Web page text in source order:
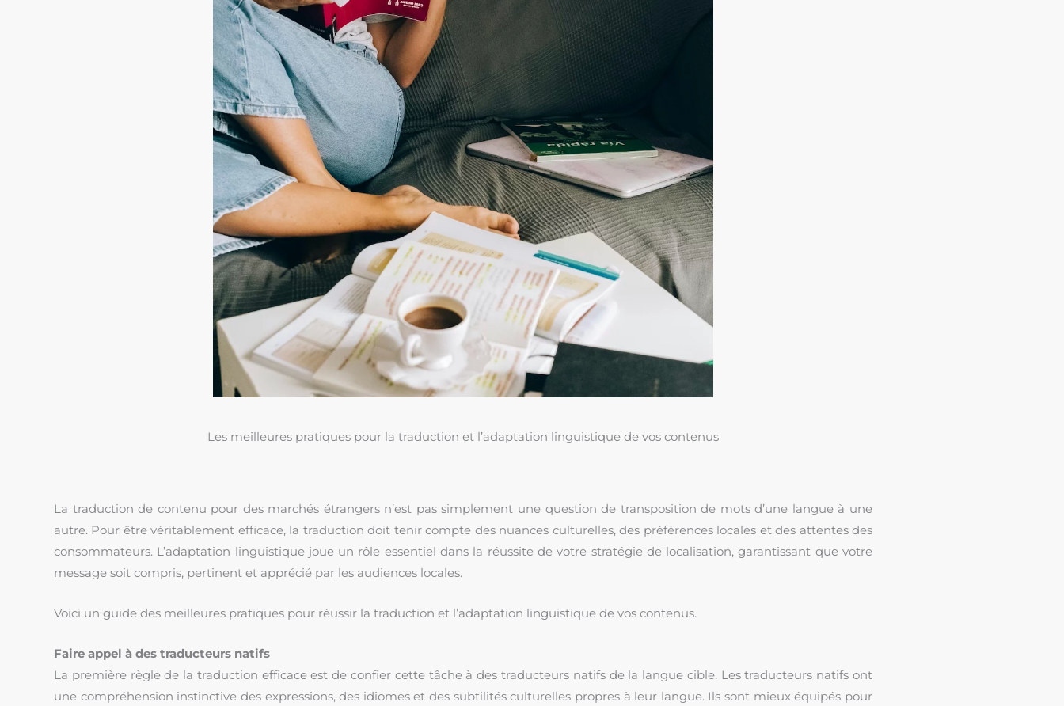
Les meilleures pratiques pour la traduction et l’adaptation linguistique de vos contenus
La traduction de contenu pour des marchés étrangers n’est pas simplement une question de transposition de mots d’une langue à une
autre. Pour être véritablement efficace, la traduction doit tenir compte des nuances culturelles, des préférences locales et des attentes des
consommateurs. L’adaptation linguistique joue un rôle essentiel dans la réussite de votre stratégie de localisation, garantissant que votre
message soit compris, pertinent et apprécié par les audiences locales.
Voici un guide des meilleures pratiques pour réussir la traduction et l’adaptation linguistique de vos contenus.
Faire appel à des traducteurs natifs
La première règle de la traduction efficace est de confier cette tâche à des traducteurs natifs de la langue cible. Les traducteurs natifs ont
une compréhension instinctive des expressions, des idiomes et des subtilités culturelles propres à leur langue. Ils sont mieux équipés pour